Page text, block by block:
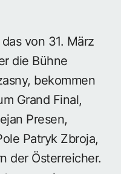
von 31. März
die Bühne
bekommen
Grand Final,
Presen,
Patryk Zbroja,
der Österreicher.